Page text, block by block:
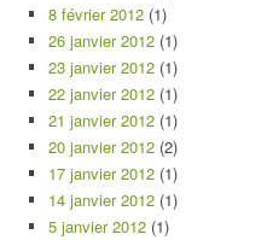
8 février 2012 (1)
26 janvier 2012 (1)
23 janvier 2012 (1)
22 janvier 2012 (1)
21 janvier 2012 (1)
20 janvier 2012 (2)
17 janvier 2012 (1)
14 janvier 2012 (1)
5 janvier 2012 (1)